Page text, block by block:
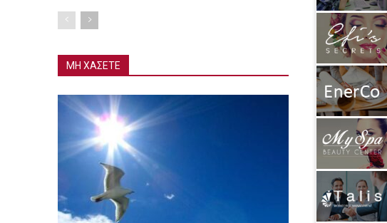
ΜΗ ΧΑΣΕΤΕ